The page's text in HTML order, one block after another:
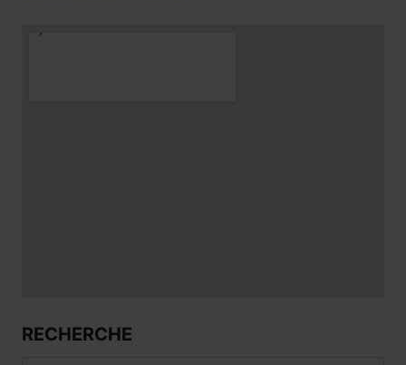
RECHERCHE